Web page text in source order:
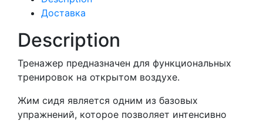
Доставка
Description
Тренажер предназначен для функциональных
тренировок на открытом воздухе.
Жим сидя является одним из базовых
упражнений, которое позволяет интенсивно